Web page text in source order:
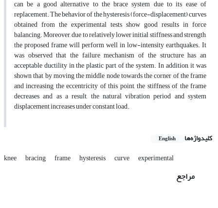
can be a good alternative to the brace system due to its ease of
replacement. The behavior of the hysteresis (force-displacement) curves
obtained from the experimental tests show good results in force
balancing. Moreover, due to relatively lower initial stiffness and strength,
the proposed frame will perform well in low-intensity earthquakes. It
was observed that the failure mechanism of the structure has an
acceptable ductility in the plastic part of the system. In addition, it was
shown that by moving the middle node towards the corner of the frame
and increasing the eccentricity of this point, the stiffness of the frame
decreases and as a result, the natural vibration period and system
displacement increases under constant load.
کلیدواژه‌ها English
knee bracing frame hysteresis curve experimental
مراجع